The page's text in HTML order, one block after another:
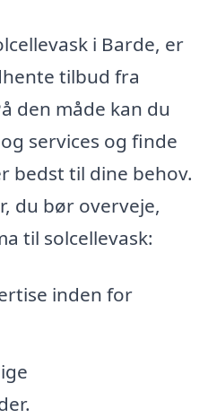
i Barde, er
tilbud fra
den måde kan du
services og finde
bedst til dine behov.
du bør overveje,
til solcellevask:
inden for